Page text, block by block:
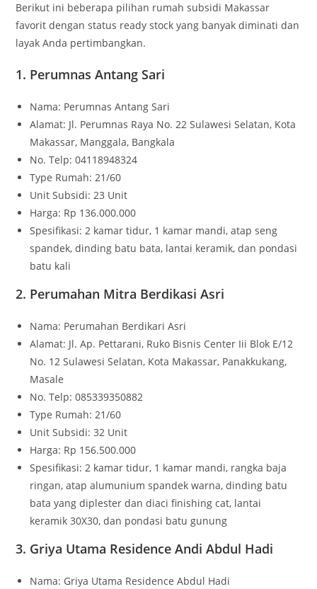
Berikut ini beberapa pilihan rumah subsidi Makassar
favorit dengan status ready stock yang banyak diminati dan
layak Anda pertimbangkan.
1. Perumnas Antang Sari
Nama: Perumnas Antang Sari
Alamat: Jl. Perumnas Raya No. 22 Sulawesi Selatan, Kota
Makassar, Manggala, Bangkala
No. Telp: 04118948324
Type Rumah: 21/60
Unit Subsidi: 23 Unit
Harga: Rp 136.000.000
Spesifikasi: 2 kamar tidur, 1 kamar mandi, atap seng
spandek, dinding batu bata, lantai keramik, dan pondasi
batu kali
2. Perumahan Mitra Berdikasi Asri
Nama: Perumahan Berdikari Asri
Alamat: Jl. Ap. Pettarani, Ruko Bisnis Center Iii Blok E/12
No. 12 Sulawesi Selatan, Kota Makassar, Panakkukang,
Masale
No. Telp: 085339350882
Type Rumah: 21/60
Unit Subsidi: 32 Unit
Harga: Rp 156.500.000
Spesifikasi: 2 kamar tidur, 1 kamar mandi, rangka baja
ringan, atap alumunium spandek warna, dinding batu
bata yang diplester dan diaci finishing cat, lantai
keramik 30X30, dan pondasi batu gunung
3. Griya Utama Residence Andi Abdul Hadi
Nama: Griya Utama Residence Abdul Hadi